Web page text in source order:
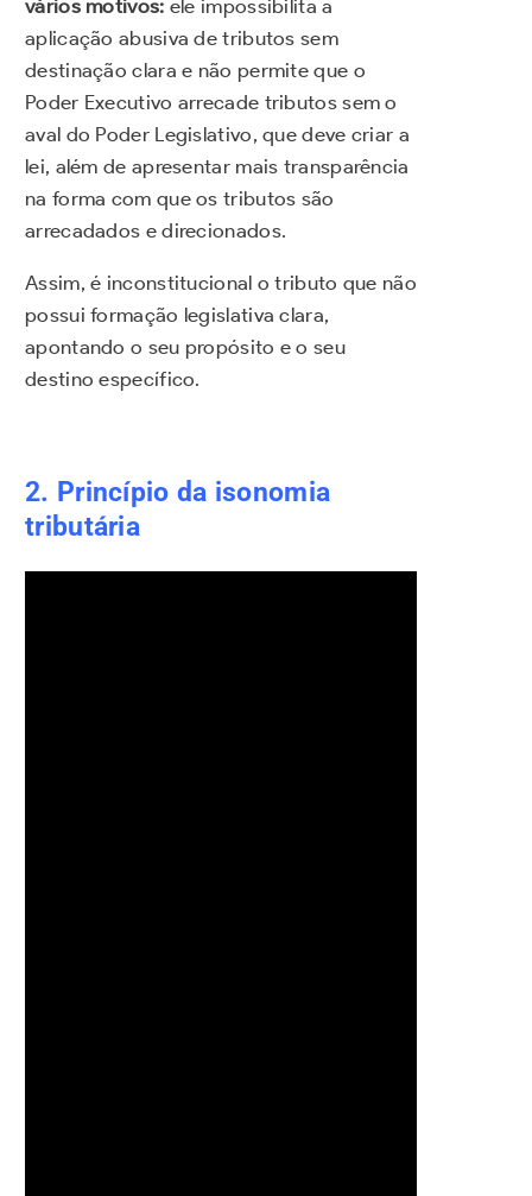
vários motivos: ele impossibilita a
aplicação abusiva de tributos sem
destinação clara e não permite que o
Poder Executivo arrecade tributos sem o
aval do Poder Legislativo, que deve criar a
lei, além de apresentar mais transparência
na forma com que os tributos são
arrecadados e direcionados.
Assim, é inconstitucional o tributo que não
possui formação legislativa clara,
apontando o seu propósito e o seu
destino específico.
2. Princípio da isonomia
tributária